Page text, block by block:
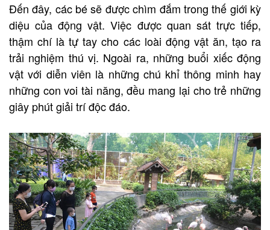
Đến đây, các bé sẽ được chìm đắm trong thế giới kỳ
diệu của động vật. Việc được quan sát trực tiếp,
thậm chí là tự tay cho các loài động vật ăn, tạo ra
trải nghiệm thú vị. Ngoài ra, những buổi xiếc động
vật với diễn viên là những chú khỉ thông minh hay
những con voi tài năng, đều mang lại cho trẻ những
giây phút giải trí độc đáo.